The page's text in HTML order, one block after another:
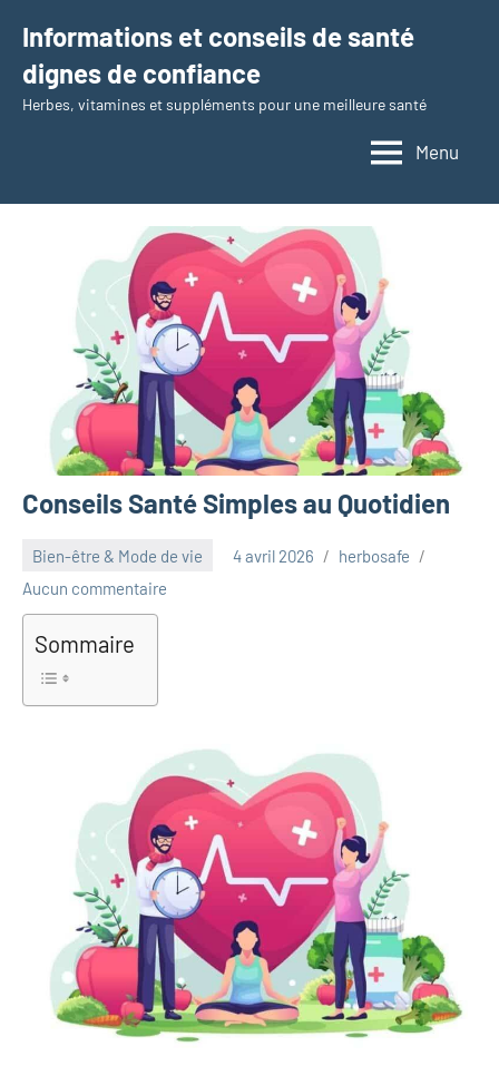
contenu
Informations et conseils de santé
dignes de confiance
Herbes, vitamines et suppléments pour une meilleure santé
Menu
Conseils Santé Simples au Quotidien
Bien-être & Mode de vie 4 avril 2026
herbosafe
Aucun commentaire
Sommaire